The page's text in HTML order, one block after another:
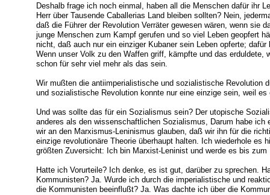
Deshalb frage ich noch einmal, haben all die Menschen dafür ihr
Herr über Tausende Caballerias Land bleiben sollten? Nein,
daß die Führer der Revolution Verräter gewesen wären, wenn sie
junge Menschen zum Kampf gerufen und so viel Leben geopfert
nicht, daß auch nur ein einziger Kubaner sein Leben opferte;
Wenn unser Volk zu den Waffen griff, kämpfte und das erduldete,
schon für sehr viel mehr als das sein.
Wir mußten die antiimperialistische und sozialistische Revolution
und sozialistische Revolution konnte nur eine einzige sein, weil
Und was sollte das für ein Sozialismus sein? Der utopische
anderes als den wissenschaftlichen Sozialismus, Darum habe
wir an den Marxismus-Leninismus glauben, daß wir ihn für die
einzige revolutionäre Theorie überhaupt halten. Ich wiederhole es
größten Zuversicht: Ich bin Marxist-Leninist und werde es bis zum
Hatte ich Vorurteile? Ich denke, es ist gut, darüber zu sprechen.
Kommunisten? Ja. Wurde ich durch die imperialistische und
die Kommunisten beeinflußt? Ja. Was dachte ich über die